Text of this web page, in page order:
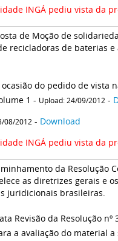
INGÁ pediu vista da
de Moção de
recicladoras de baterias
do pedido de vista
1 - Upload: 24/09/2012 -
08/2012 - Download
INGÁ pediu vista da
da Resolução
as diretrizes gerais e
juridicionais brasileiras.
Revisão da Resolução
a avaliação do material